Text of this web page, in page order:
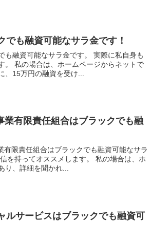
も融資可能なサラ金です！
も融資可能なサラ金です。 実際に私自身も
。 私の場合は、ホームページからネットで
15万円の融資を受け...
有限責任組合はブラックでも融
限責任組合はブラックでも融資可能なサラ
を持ってオススメします。 私の場合は、ホ
り、詳細を聞かれ...
ルサービスはブラックでも融資可